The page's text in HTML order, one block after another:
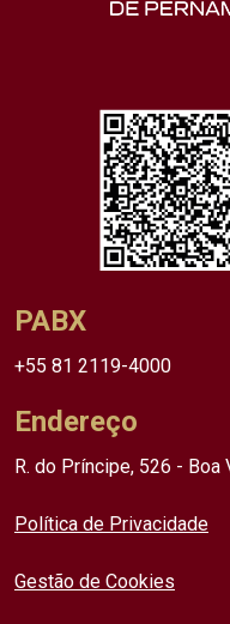
PABX
+55 81 2119-4000
Endereço
R. do Príncipe, 526 -
Política de Privacidade
Gestão de Cookies